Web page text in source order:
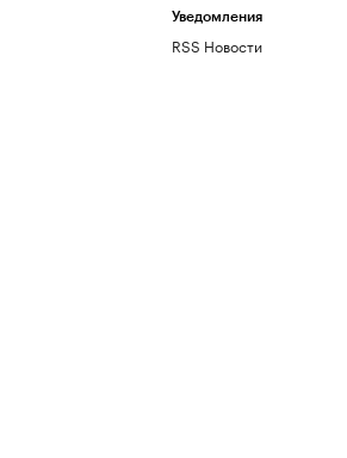
Уведомления
RSS Новости